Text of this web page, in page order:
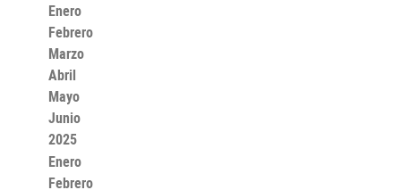
Enero
Febrero
Marzo
Abril
Mayo
Junio
2025
Enero
Febrero